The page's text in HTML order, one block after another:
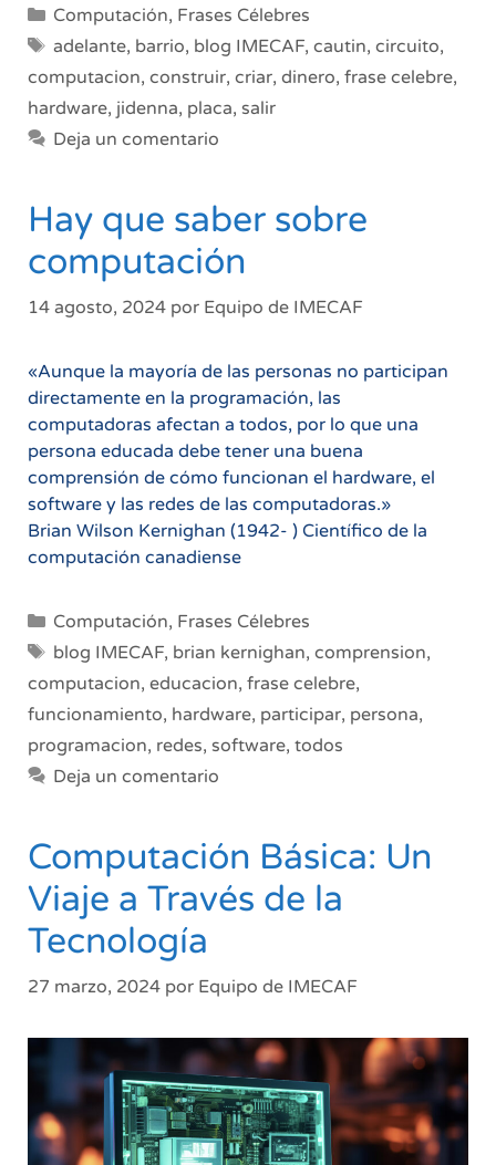
Categorías
Computación, Frases Célebres
Etiquetas
adelante, barrio, blog IMECAF, cautin, circuito,
computacion, construir, criar, dinero, frase celebre,
hardware, jidenna, placa, salir
Deja un comentario
Hay que saber sobre
computación
14 agosto, 2024 por Equipo de IMECAF
«Aunque la mayoría de las personas no participan
directamente en la programación, las
computadoras afectan a todos, por lo que una
persona educada debe tener una buena
comprensión de cómo funcionan el hardware, el
software y las redes de las computadoras.»
Brian Wilson Kernighan (1942- ) Científico de la
computación canadiense
Categorías
Computación, Frases Célebres
Etiquetas
blog IMECAF, brian kernighan, comprension,
computacion, educacion, frase celebre,
funcionamiento, hardware, participar, persona,
programacion, redes, software, todos
Deja un comentario
Computación Básica: Un
Viaje a Través de la
Tecnología
27 marzo, 2024 por Equipo de IMECAF